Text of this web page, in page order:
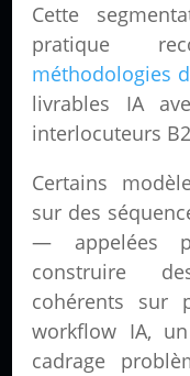
Cette
pratique
méthodologies
livrables IA
interlocuteurs
Certains
sur des
— appelées
construire
cohérents sur
workflow IA,
cadrage